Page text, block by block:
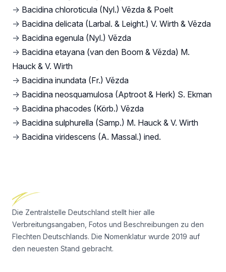
→ Bacidina chloroticula (Nyl.) Vězda & Poelt
→ Bacidina delicata (Larbal. & Leight.) V. Wirth & Vězda
→ Bacidina egenula (Nyl.) Vězda
→ Bacidina etayana (van den Boom & Vězda) M.
Hauck & V. Wirth
→ Bacidina inundata (Fr.) Vězda
→ Bacidina neosquamulosa (Aptroot & Herk) S. Ekman
→ Bacidina phacodes (Körb.) Vězda
→ Bacidina sulphurella (Samp.) M. Hauck & V. Wirth
→ Bacidina viridescens (A. Massal.) ined.
Die Zentralstelle Deutschland stellt hier alle
Verbreitungsangaben, Fotos und Beschreibungen zu den
Flechten Deutschlands. Die Nomenklatur wurde 2019 auf
den neuesten Stand gebracht.